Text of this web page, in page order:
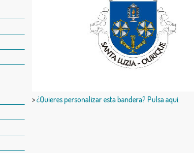
>¿Quieres personalizar esta bandera? Pulsa aquí.